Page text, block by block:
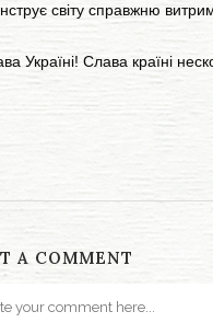
світу справжню
Україні! Слава країні
A COMMENT